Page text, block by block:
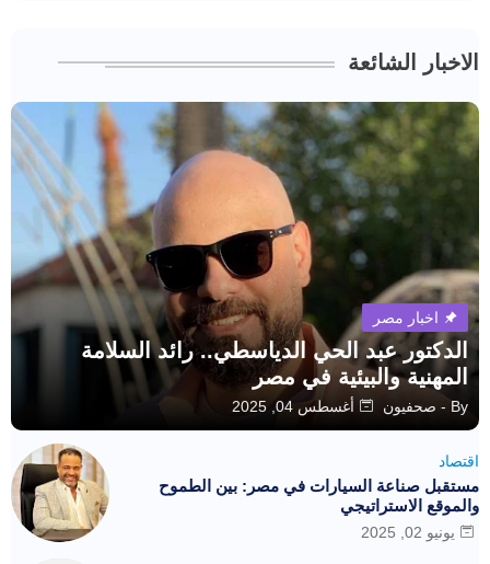
الاخبار الشائعة
اخبار مصر
الدكتور عبد الحي الدياسطي.. رائد السلامة
المهنية والبيئية في مصر
By - صحفيون أغسطس 04, 2025
اقتصاد
مستقبل صناعة السيارات في مصر: بين الطموح
والموقع الاستراتيجي
يونيو 02, 2025